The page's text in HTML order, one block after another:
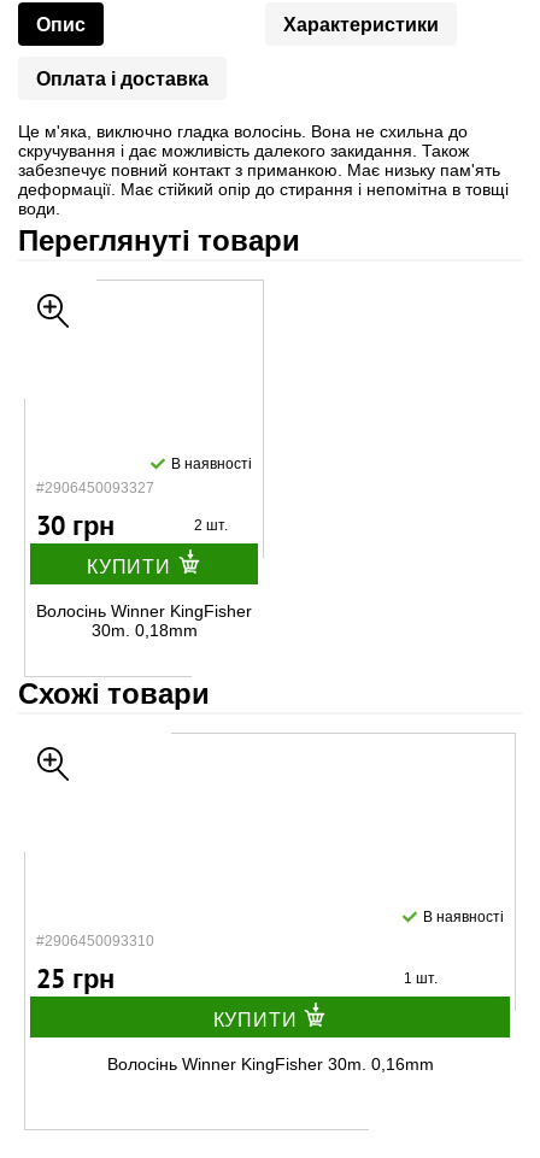
Опис Характеристики
Оплата і доставка
Це м'яка, виключно гладка волосінь. Вона не схильна до
скручування і дає можливість далекого закидання. Також
забезпечує повний контакт з приманкою. Має низьку пам'ять
деформації. Має стійкий опір до стирання і непомітна в товщі
води.
Переглянуті товари
#2906450093327
В наявності
30 грн 2 шт.
КУПИТИ
Волосінь Winner KingFisher
30m. 0,18mm
Схожі товари
#2906450093310
В наявності
25 грн 1 шт.
КУПИТИ
Волосінь Winner KingFisher 30m. 0,16mm